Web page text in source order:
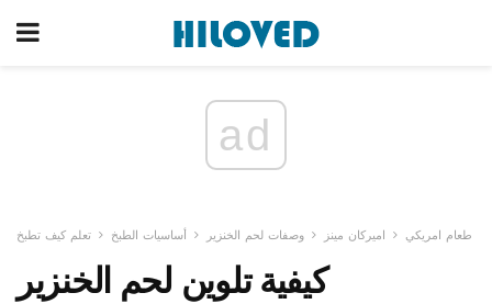
ad
طعام امريكي اميركان مينز وصفات لحم الخنزير أساسيات الطبخ تعلم كيف تطبخ
كيفية تلوين لحم الخنزير